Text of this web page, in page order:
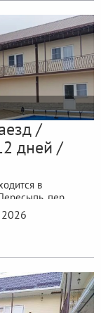
/
дней /
в
пер.
2026